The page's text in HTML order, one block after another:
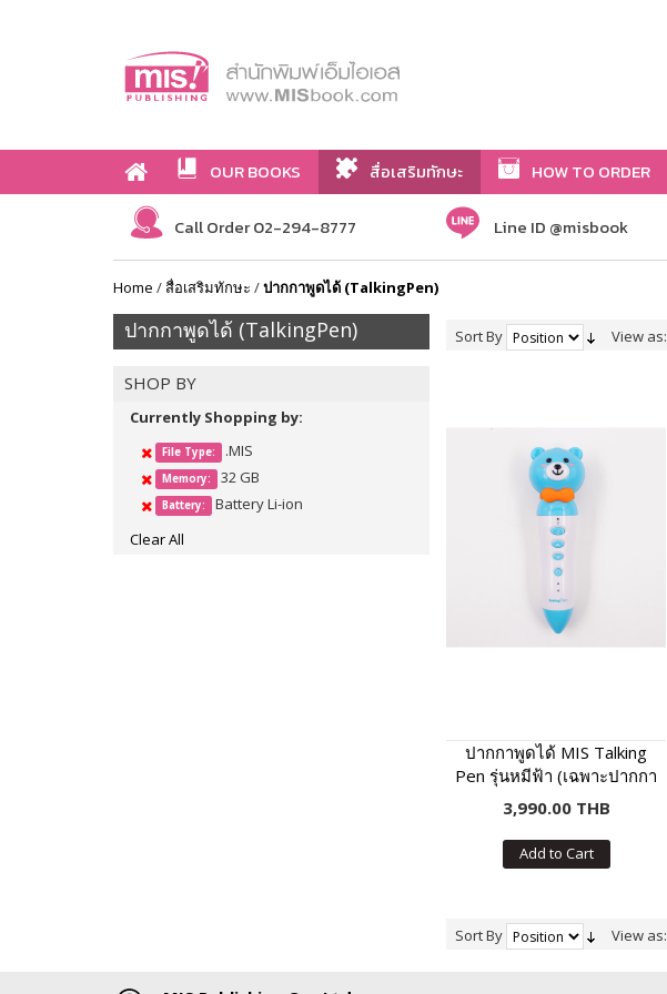
OUR BOOKS สื่อเสริมทักษะ HOW TO ORDER
Call Order 02-294-8777 Line ID @misbook
Home /สื่อเสริมทักษะ /ปากกาพูดได้ (TalkingPen)
ปากกาพูดได้ (TalkingPen)
SHOP BY
Currently Shopping by:
File Type: .MIS
Memory: 32 GB
Battery:
Battery Li-ion
Clear All
Sort By View as:
ปากกาพูดได้ MIS Talking
Pen รุ่นหมีฟ้า (เฉพาะปากกา
พูดได้ ไม่มีหนังสือในชุด)
3,990.00 THB
Add to Cart
Sort By View as: